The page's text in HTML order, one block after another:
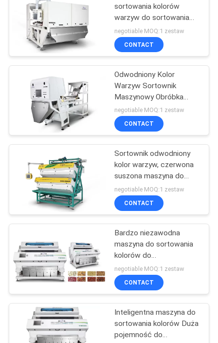
SKONTAKTUJ
NAMI
AKTUALNOŚCI
POPROSIĆ
O
WYCENĘ
SITEMAP
PRIVACY
POLICY
Sortownik kolorów
ziarna
Sortownik kolorów
nasion
Sortownik kolorów
fasoli
58
Sortownik kolorów
39
sortowania kolorów
warzyw do sortowania
granulatu z marchwi /
owoców / pieprzu
negotiable MOQ:1 zestaw
CONTACT
Odwodniony Kolor
Warzyw Sortownik
Maszynowy Obróbka
Cebuli Marchewki
negotiable MOQ:1 zestaw
CONTACT
Sortownik odwodniony
kolor warzyw, czerwona
suszona maszyna do
sortowania chili
negotiable MOQ:1 zestaw
CONTACT
Bardzo niezawodna
maszyna do sortowania
kolorów do
przetwarzania płatków
czosnku
negotiable MOQ:1 zestaw
CONTACT
Inteligentna maszyna do
sortowania kolorów Duża
pojemność do